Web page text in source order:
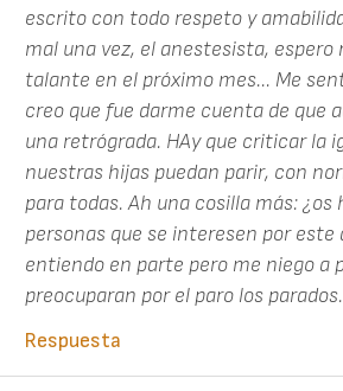
escrito con todo respeto y
mal una vez, el anestesista,
talante en el próximo mes... Me
creo que fue darme cuenta de que
una retrógrada. HAy que criticar la
nuestras hijas puedan parir, con
para todas. Ah una cosilla más:
personas que se interesen por
entiendo en parte pero me niego a
preocuparan por el paro los
Respuesta